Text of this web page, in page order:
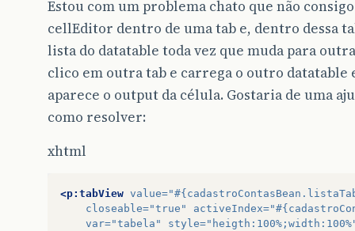
Estou com um problema chato que não
cellEditor dentro de uma tab e, dentro dessa
lista do datatable toda vez que muda para
clico em outra tab e carrega o outro datatable
aparece o output da célula. Gostaria de uma
como resolver:
xhtml
<p:tabView value=
closeable="true" activeIndex=
var="tabela" style=